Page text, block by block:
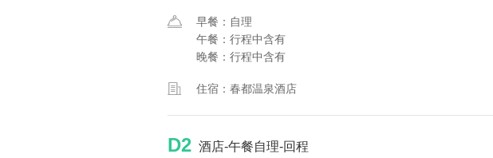
早餐：自理
午餐：行程中含有
晚餐：行程中含有
住宿：春都温泉酒店
D2 酒店-午餐自理-回程